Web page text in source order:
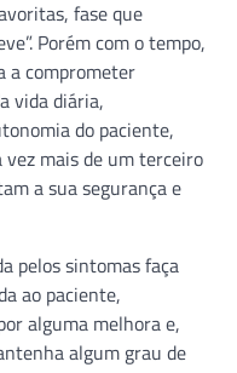
fase que
Porém com o tempo,
a comprometer
vida diária,
do paciente,
vez mais de um terceiro
a sua segurança e
pelos sintomas faça
ao paciente,
alguma melhora e,
algum grau de